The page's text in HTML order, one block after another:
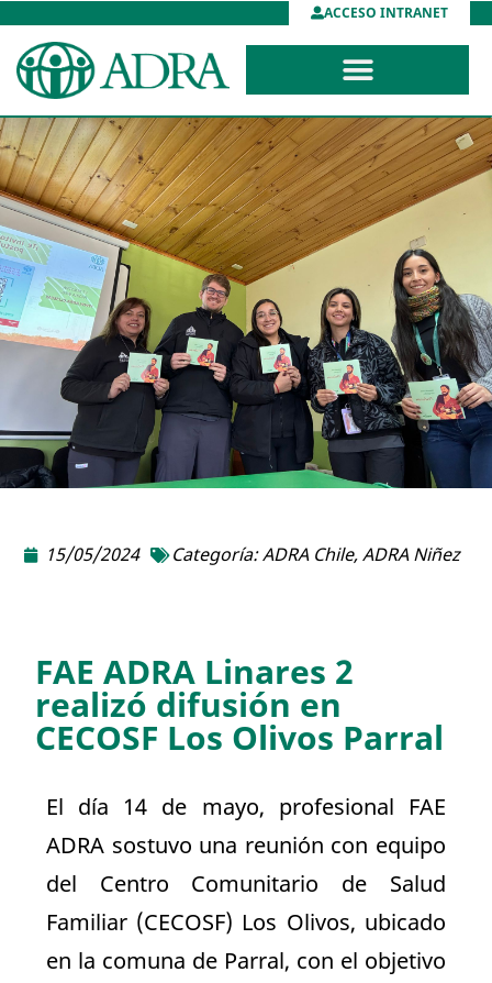
ACCESO INTRANET
15/05/2024 Categoría:ADRA Chile,ADRA Niñez
FAE ADRA Linares 2
realizó difusión en
CECOSF Los Olivos Parral
El día 14 de mayo, profesional FAE
ADRA sostuvo una reunión con equipo
del Centro Comunitario de Salud
Familiar (CECOSF) Los Olivos, ubicado
en la comuna de Parral, con el objetivo